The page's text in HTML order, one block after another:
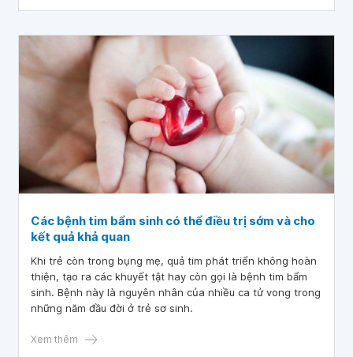
Các bệnh tim bẩm sinh có thể điều trị sớm và cho
kết quả khả quan
Khi trẻ còn trong bụng mẹ, quả tim phát triển không hoàn
thiện, tạo ra các khuyết tật hay còn gọi là bệnh tim bẩm
sinh. Bệnh này là nguyên nhân của nhiều ca tử vong trong
những năm đầu đời ở trẻ sơ sinh.
Xem thêm